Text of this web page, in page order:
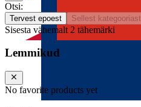
Otsi:
Tervest epoest Sellest kategooriast
Sisesta vähemalt 2 tähemärki
Lemmikud
No favorite products yet